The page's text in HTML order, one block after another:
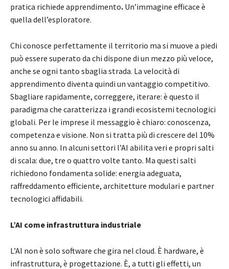
pratica richiede apprendimento. Un’immagine efficace è
quella dell’esploratore.
Chi conosce perfettamente il territorio ma si muove a piedi
può essere superato da chi dispone di un mezzo più veloce,
anche se ogni tanto sbaglia strada. La velocità di
apprendimento diventa quindi un vantaggio competitivo.
Sbagliare rapidamente, correggere, iterare: è questo il
paradigma che caratterizza i grandi ecosistemi tecnologici
globali. Per le imprese il messaggio è chiaro: conoscenza,
competenza e visione. Non si tratta più di crescere del 10%
anno su anno. In alcuni settori l’AI abilita veri e propri salti
di scala: due, tre o quattro volte tanto. Ma questi salti
richiedono fondamenta solide: energia adeguata,
raffreddamento efficiente, architetture modulari e partner
tecnologici affidabili.
L’AI come infrastruttura industriale
L’AI non è solo software che gira nel cloud. È hardware, è
infrastruttura, è progettazione. È, a tutti gli effetti, un